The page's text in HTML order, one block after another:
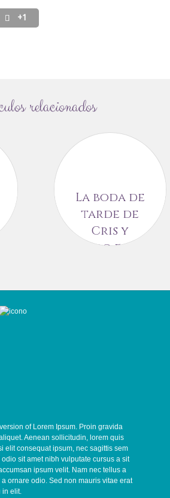
 +1
relacionados
La boda de
tarde de
Cris y
Diego en el
of Lorem Ipsum. Proin gravida
Aenean sollicitudin, lorem quis
elit consequat ipsum, nec sagittis sem
sit amet nibh vulputate cursus a sit
ipsum velit. Nam nec tellus a
ornare odio. Sed non mauris vitae erat
in elit.